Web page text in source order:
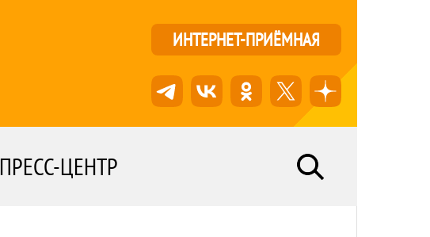
ИНТЕРНЕТ-ПРИЁМНАЯ
ПРЕСС-ЦЕНТР